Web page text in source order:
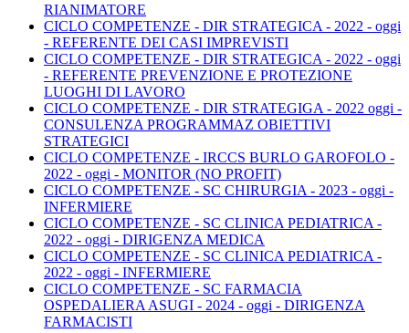
RIANIMATORE
CICLO COMPETENZE - DIR STRATEGICA - 2022 - oggi
- REFERENTE DEI CASI IMPREVISTI
CICLO COMPETENZE - DIR STRATEGICA - 2022 - oggi
- REFERENTE PREVENZIONE E PROTEZIONE
LUOGHI DI LAVORO
CICLO COMPETENZE - DIR STRATEGIGA - 2022 oggi -
CONSULENZA PROGRAMMAZ OBIETTIVI
STRATEGICI
CICLO COMPETENZE - IRCCS BURLO GAROFOLO -
2022 - oggi - MONITOR (NO PROFIT)
CICLO COMPETENZE - SC CHIRURGIA - 2023 - oggi -
INFERMIERE
CICLO COMPETENZE - SC CLINICA PEDIATRICA -
2022 - oggi - DIRIGENZA MEDICA
CICLO COMPETENZE - SC CLINICA PEDIATRICA -
2022 - oggi - INFERMIERE
CICLO COMPETENZE - SC FARMACIA
OSPEDALIERA ASUGI - 2024 - oggi - DIRIGENZA
FARMACISTI